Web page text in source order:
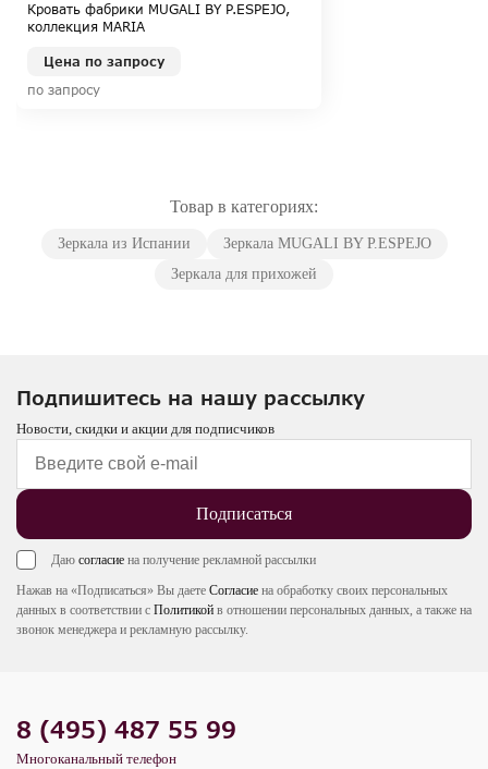
Кровать фабрики MUGALI BY P.ESPEJO,
коллекция MARIA
Цена по запросу
по запросу
Товар в категориях:
Зеркала из Испании
Зеркала MUGALI BY P.ESPEJO
Зеркала для прихожей
Подпишитесь на нашу рассылку
Новости, скидки и акции для подписчиков
Подписаться
Даю согласие на получение рекламной рассылки
Нажав на «Подписаться» Вы даете Согласие на обработку своих персональных
данных в соответствии с Политикой в отношении персональных данных, а также на
звонок менеджера и рекламную рассылку.
8 (495) 487 55 99
Многоканальный телефон